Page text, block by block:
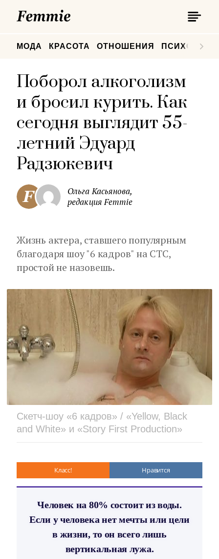
МОДА КРАСОТА ОТНОШЕНИЯ
Поборол алкоголизм
и бросил курить. Как
сегодня выглядит 55-
летний Эдуард
Радзюкевич
Ольга Касьянова,
редакция Femmie
Жизнь актера, ставшего популярным
благодаря шоу "6 кадров" на СТС,
простой не назовешь.
Скетч-шоу «6 кадров» / «Yellow, Black
and White» и «Story First Production»
Класс! Нравится
Человек на 80% состоит из воды.
Если у человека нет мечты или цели
в жизни, то он всего лишь
вертикальная лужа.